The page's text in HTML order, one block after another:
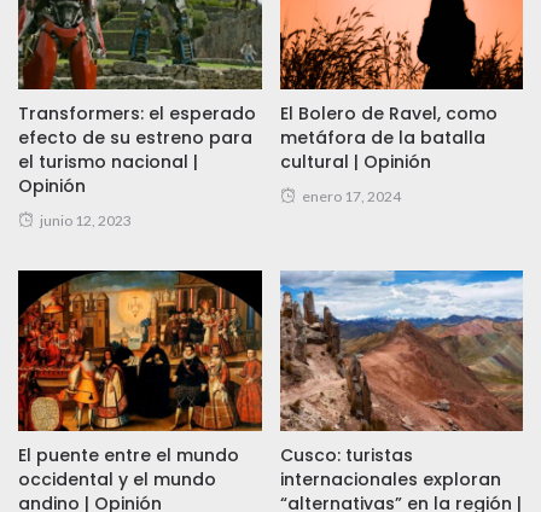
Transformers: el esperado
efecto de su estreno para
el turismo nacional |
Opinión
junio 12, 2023
El Bolero de Ravel, como
metáfora de la batalla
cultural | Opinión
enero 17, 2024
El puente entre el mundo
occidental y el mundo
andino | Opinión
Cusco: turistas
internacionales exploran
“alternativas” en la región |